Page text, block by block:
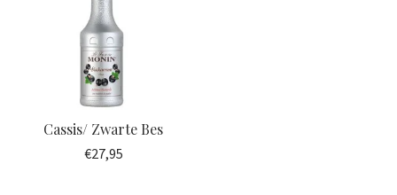
Cassis/ Zwarte Bes
€27,95